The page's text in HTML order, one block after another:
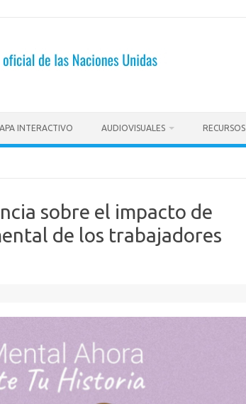
INTERACTIVO AUDIOVISUALES RECURSOS
sobre el impacto de
de los trabajadores